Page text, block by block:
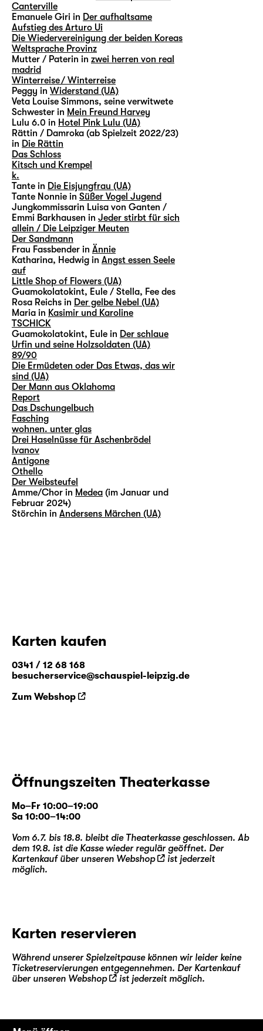
Canterville
Emanuele Giri in Der aufhaltsame
Aufstieg des Arturo Ui
Die Wiedervereinigung der beiden Koreas
Weltsprache Provinz
Mutter / Paterin in zwei herren von real
madrid
Winterreise / Winterreise
Peggy in Widerstand (UA)
Veta Louise Simmons, seine verwitwete
Schwester in Mein Freund Harvey
Lulu 6.0 in Hotel Pink Lulu (UA)
Rättin / Damroka (ab Spielzeit 2022/23)
in Die Rättin
Das Schloss
Kitsch und Krempel
k.
Tante in Die Eisjungfrau (UA)
Tante Nonnie in Süßer Vogel Jugend
Jungkommissarin Luisa von Ganten /
Emmi Barkhausen in Jeder stirbt für sich
allein / Die Leipziger Meuten
Der Sandmann
Frau Fassbender in Ännie
Katharina, Hedwig in Angst essen Seele
auf
Little Shop of Flowers (UA)
Guamokolatokint, Eule / Stella, Fee des
Rosa Reichs in Der gelbe Nebel (UA)
Maria in Kasimir und Karoline
TSCHICK
Guamokolatokint, Eule in Der schlaue
Urfin und seine Holzsoldaten (UA)
89/90
Die Ermüdeten oder Das Etwas, das wir
sind (UA)
Der Mann aus Oklahoma
Report
Das Dschungelbuch
Fasching
wohnen. unter glas
Drei Haselnüsse für Aschenbrödel
Ivanov
Antigone
Othello
Der Weibsteufel
Amme/Chor in Medea (im Januar und
Februar 2024)
Störchin in Andersens Märchen (UA)
Karten kaufen
0341 / 12 68 168
besucherservice@schauspiel-leipzig.de
Zum Webshop
Öffnungszeiten Theaterkasse
Mo–Fr 10:00–19:00
Sa 10:00–14:00
Vom 6.7. bis 18.8. bleibt die Theaterkasse geschlossen. Ab
dem 19.8. ist die Kasse wieder regulär geöffnet. Der
Kartenkauf über unseren Webshop
ist jederzeit
möglich.
Karten reservieren
Während unserer Spielzeitpause können wir leider keine
Ticketreservierungen entgegennehmen. Der Kartenkauf
über unseren Webshop ist jederzeit möglich.